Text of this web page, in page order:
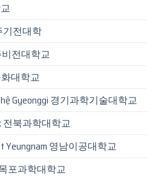
기전대학
비전대학교
화대학교
Gyeonggi 경기과학기술대학교
전북과학대학교
Yeungnam 영남이공대학교
포과학대학교